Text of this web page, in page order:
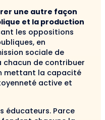
une autre façon
et la production
les oppositions
en
sociale de
chacun de contribuer
mettant la capacité
active et
éducateurs. Parce